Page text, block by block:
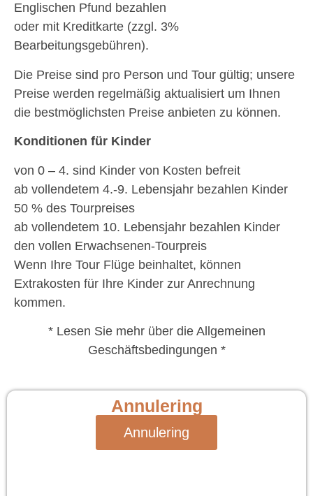
Englischen Pfund bezahlen
oder mit Kreditkarte (zzgl. 3%
Bearbeitungsgebühren).
Die Preise sind pro Person und Tour gültig; unsere
Preise werden regelmäßig aktualisiert um Ihnen
die bestmöglichsten Preise anbieten zu können.
Konditionen für Kinder
von 0 – 4. sind Kinder von Kosten befreit
ab vollendetem 4.-9. Lebensjahr bezahlen Kinder
50 % des Tourpreises
ab vollendetem 10. Lebensjahr bezahlen Kinder
den vollen Erwachsenen-Tourpreis
Wenn Ihre Tour Flüge beinhaltet, können
Extrakosten für Ihre Kinder zur Anrechnung
kommen.
* Lesen Sie mehr über die Allgemeinen
Geschäftsbedingungen *
Annulering
Annulering